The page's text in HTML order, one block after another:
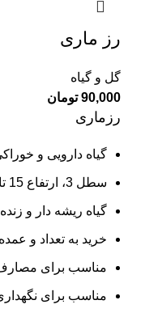
رز ماری
گل و گیاه
90,000 تومان
رزماری
گیاه دارویی و
سطل 3، ارتفاع 15 تا 25 سانتیمتر
گیاه ریشه دار و
خرید به تعداد و
مناسب برای
مناسب برای